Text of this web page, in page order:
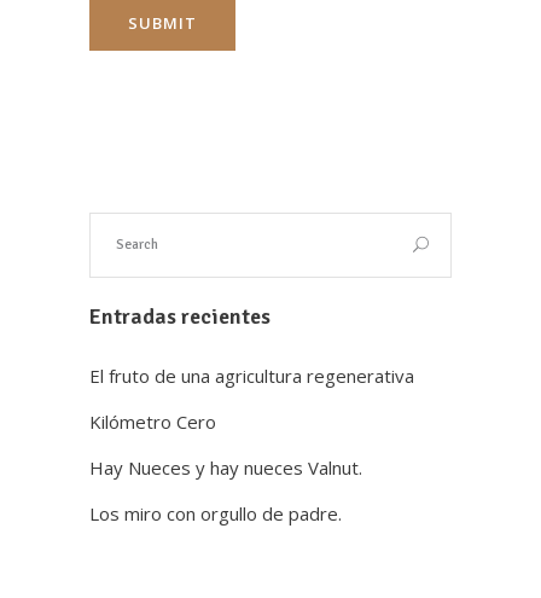
Entradas recientes
El fruto de una agricultura regenerativa
Kilómetro Cero
Hay Nueces y hay nueces Valnut.
Los miro con orgullo de padre.